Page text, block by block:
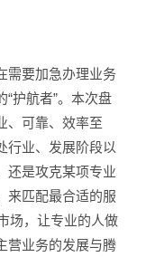
需要加急办理业务
护航者”。本次盘
、可靠、效率至
行业、发展阶段以
还是攻克某项专业
来匹配最合适的服
场，让专业的人做
营业务的发展与腾